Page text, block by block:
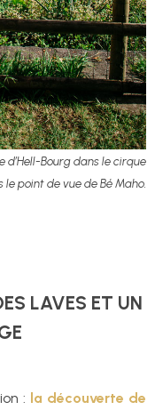
Bourg dans le cirque
point de vue de Bé Maho.
LAVES ET UN
: la découverte de